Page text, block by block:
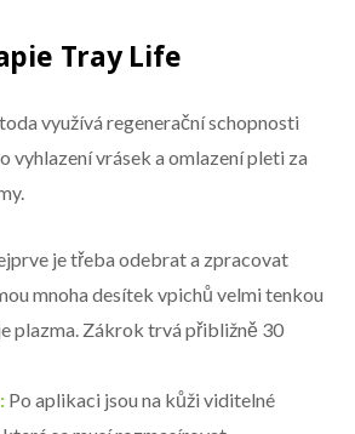
Tray Life
využívá regenerační schopnosti
vyhlazení vrásek a omlazení pleti za
je třeba odebrat a zpracovat
mnoha desítek vpichů velmi tenkou
plazma. Zákrok trvá přibližně 30
Po aplikaci jsou na kůži viditelné